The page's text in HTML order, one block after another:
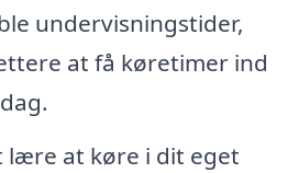
undervisningstider,
at få køretimer ind
lære at køre i dit eget